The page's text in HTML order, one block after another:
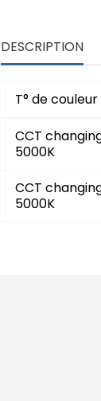
DESCRIPTION
T° de couleur
CCT
5000K
CCT
5000K